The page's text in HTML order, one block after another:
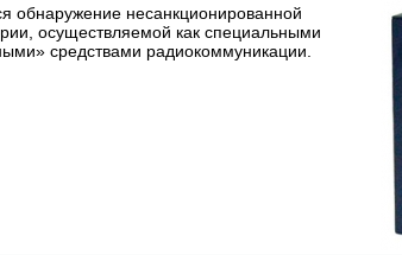
обнаружение несанкционированной
осуществляемой как специальными
средствами радиокоммуникации.